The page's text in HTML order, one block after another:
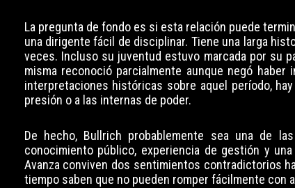
La pregunta de fondo es si esta relación puede
una dirigente fácil de disciplinar. Tiene una larga
veces. Incluso su juventud estuvo marcada por su
misma reconoció parcialmente aunque negó
interpretaciones históricas sobre aquel período,
presión o a las internas de poder.
De hecho, Bullrich probablemente sea una de
conocimiento público, experiencia de gestión y
Avanza conviven dos sentimientos contradictorios
tiempo saben que no pueden romper fácilmente con